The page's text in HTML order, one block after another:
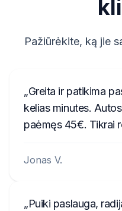
Pažiūrėkite, ką jie
Greita ir patikima
kelias minutes.
paėmęs 45€. Tikrai
Jonas V.
Puiki paslauga,